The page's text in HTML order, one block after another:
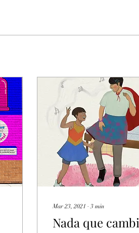
Mar 23, 2021 ∙3 min
Nada que